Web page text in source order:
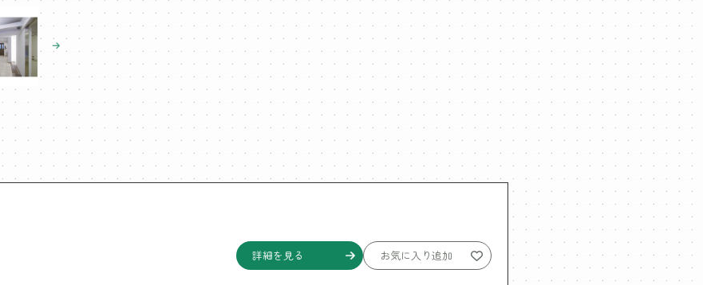
詳細を見る お気に入り追加